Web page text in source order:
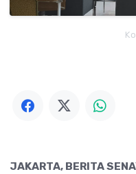
JAKARTA, BERITA